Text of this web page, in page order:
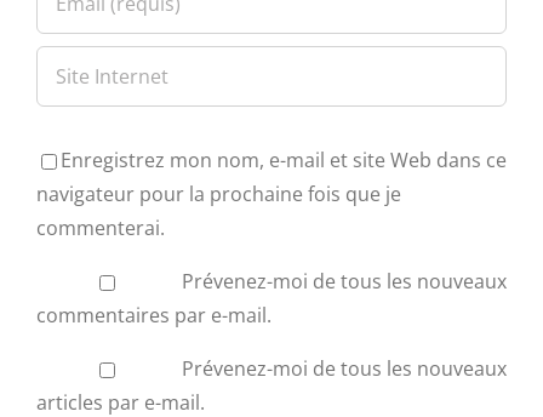
Enregistrez mon nom, e-mail et site Web dans ce
navigateur pour la prochaine fois que je
commenterai.
Prévenez-moi de tous les nouveaux
commentaires par e-mail.
Prévenez-moi de tous les nouveaux
articles par e-mail.